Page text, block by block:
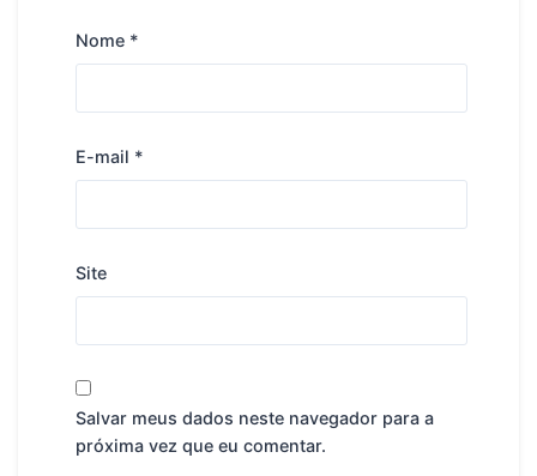
Nome *
E-mail *
Site
Salvar meus dados neste navegador para a
próxima vez que eu comentar.